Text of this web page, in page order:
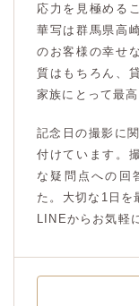
応力を見極める
華写は群馬県高
のお客様の幸せ
質はもちろん、
家族にとって最
記念日の撮影に
付けています。
な疑問点への回
た。大切な1日を
LINEからお気軽